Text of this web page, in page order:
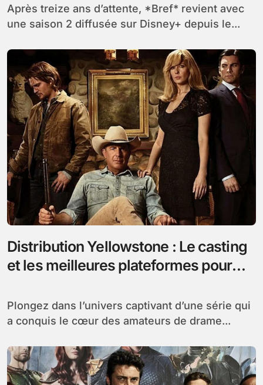
Après treize ans d’attente, *Bref* revient avec
une saison 2 diffusée sur Disney+ depuis le...
Distribution Yellowstone : Le casting
et les meilleures plateformes pour
clés
Plongez dans l’univers captivant d’une série qui
a conquis le cœur des amateurs de drame...